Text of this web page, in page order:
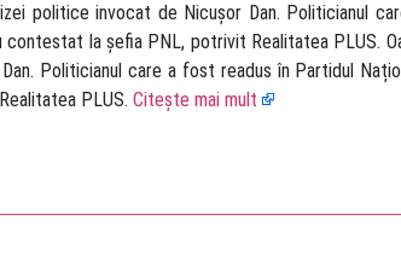
politice invocat de Nicușor Dan. Politicianul
la șefia PNL, potrivit Realitatea PLUS.
Politicianul care a fost readus în Partidul
PLUS. Citește mai mult